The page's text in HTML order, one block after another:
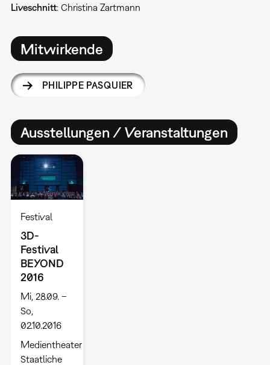
Liveschnitt: Christina Zartmann
Mitwirkende
PHILIPPE PASQUIER
Ausstellungen / Veranstaltungen
Festival
3D-
Festival
BEYOND
2016
Mi, 28.09. –
So,
02.10.2016
Medientheater
Staatliche